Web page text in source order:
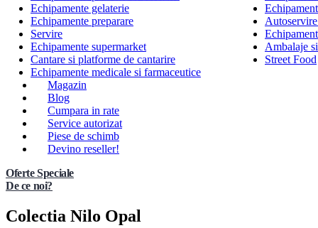
Echipamente gelaterie
Echipamente preparare
Servire
Echipamente supermarket
Ambalaje
Cantare si platforme de cantarire
Street Food
Echipamente medicale si farmaceutice
Magazin
Blog
Cumpara in rate
Service autorizat
Piese de schimb
Devino reseller!
Oferte Speciale
De ce noi?
Colectia Nilo Opal